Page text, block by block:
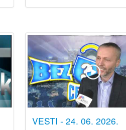
VESTI - 24. 06. 2026.